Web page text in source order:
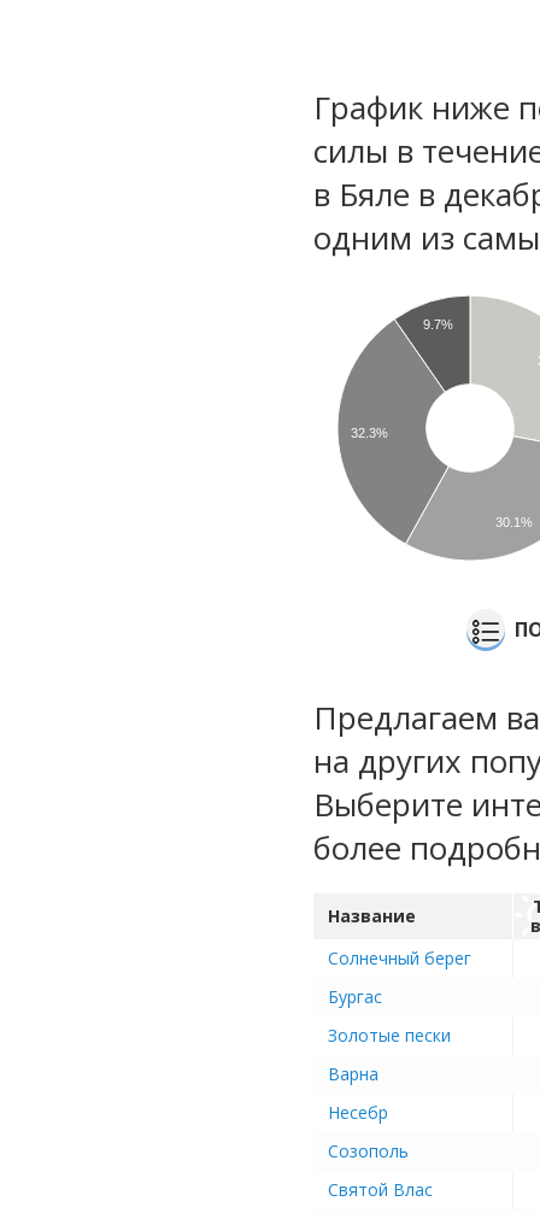
График ниже
силы в
в Бяле в
одним из
9.7%
32.3%
30.1%
Предлагаем
на других
Выберите
более
Название
Солнечный берег
Бургас
Золотые пески
Варна
Несебр
Созополь
Святой Влас